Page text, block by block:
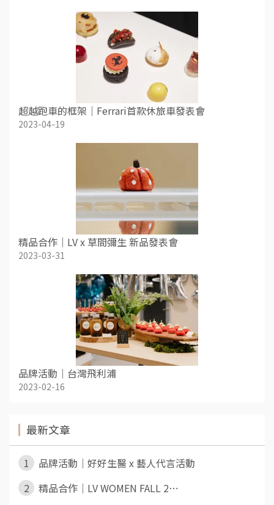
超越跑車的框架｜Ferrari首款休旅車發表會
2023-04-19
精品合作｜LV x 草間彌生 新品發表會
2023-03-31
品牌活動｜台灣飛利浦
2023-02-16
最新文章
1
品牌活動｜好好生醫 x 藝人代言活動
2
精品合作｜LV WOMEN FALL 2⋯